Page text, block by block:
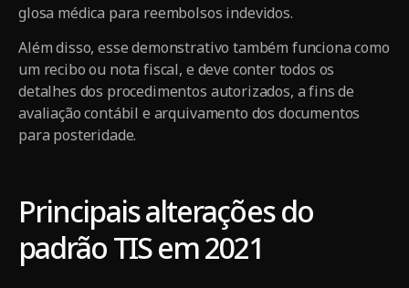
glosa médica para reembolsos indevidos.
Além disso, esse demonstrativo também funciona como
um recibo ou nota fiscal, e deve conter todos os
detalhes dos procedimentos autorizados, a fins de
avaliação contábil e arquivamento dos documentos
para posteridade.
Principais alterações do
padrão TIS em 2021